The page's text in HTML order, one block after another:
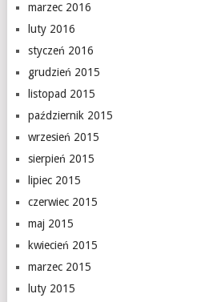
marzec 2016
luty 2016
styczeń 2016
grudzień 2015
listopad 2015
październik 2015
wrzesień 2015
sierpień 2015
lipiec 2015
czerwiec 2015
maj 2015
kwiecień 2015
marzec 2015
luty 2015